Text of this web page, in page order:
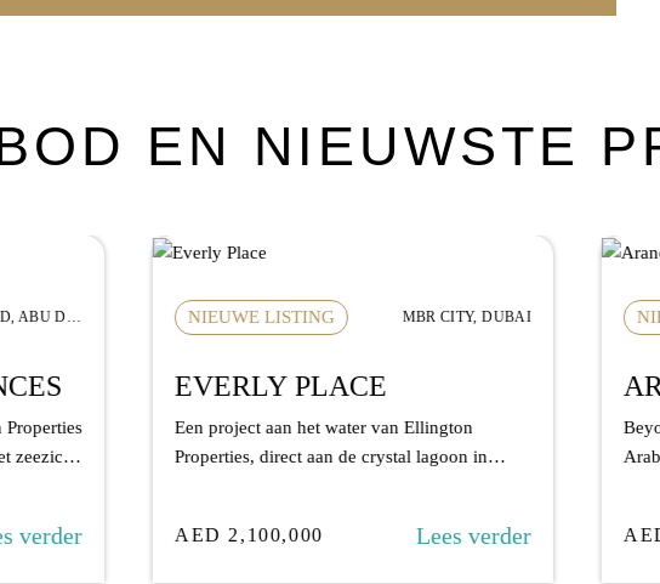
EN NIEUWSTE
CITY, DUBAI
in
verder
NIEUWE LISTING CITY OF ARABIA, DUBAI
ARANCIA YARDS BY BEYOND
Beyond lanceert Arancia Yards in City of
Arabia: een laagbouw woonproject waar meer
AED 1,000,000 Lees verder